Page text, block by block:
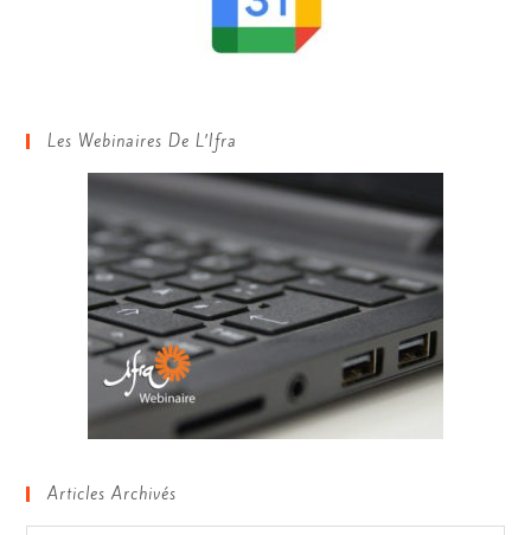
Les Webinaires De L’Ifra
Articles Archivés